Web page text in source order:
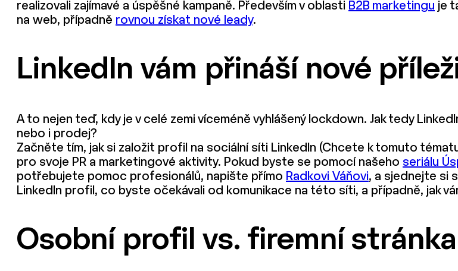
realizovali zajímavé a úspěšné kampaně. Především v oblasti B2B marketingu je
na web, případně rovnou získat nové leady.
LinkedIn vám přináší nové
A to nejen teď, kdy je v celé zemi víceméně vyhlášený lockdown. Jak tedy
nebo i prodej?
Začněte tím, jak si založit profil na sociální síti LinkedIn (Chcete k tomuto
pro svoje PR a marketingové aktivity. Pokud byste se pomocí našeho seriálu
potřebujete pomoc profesionálů, napište přímo Radkovi Váňovi, a sjednejte si
LinkedIn profil, co byste očekávali od komunikace na této síti, a případně, jak
Osobní profil vs. firemní